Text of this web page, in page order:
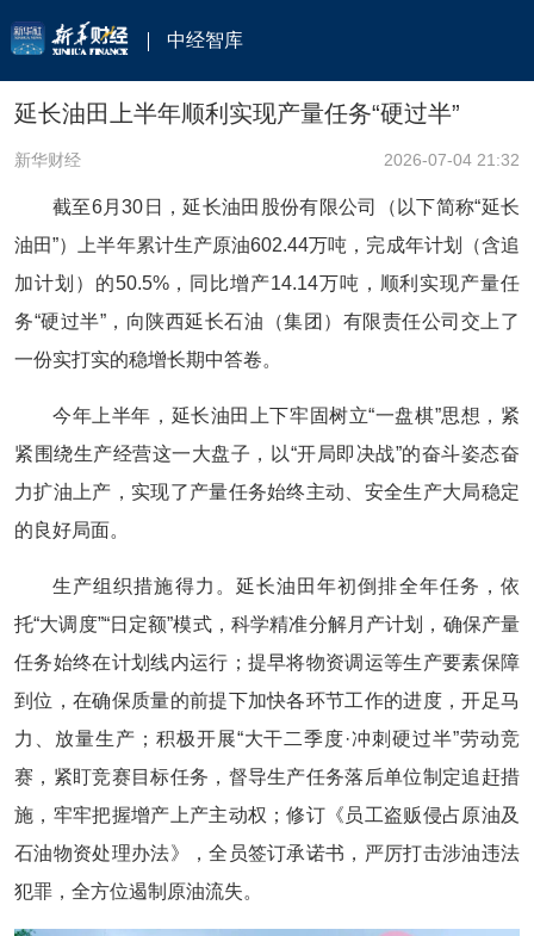
中经智库
延长油田上半年顺利实现产量任务“硬过半”
新华财经 2026-07-04 21:32
截至6月30日，延长油田股份有限公司（以下简称“延长
油田”）上半年累计生产原油602.44万吨，完成年计划（含追
加计划）的50.5%，同比增产14.14万吨，顺利实现产量任
务“硬过半”，向陕西延长石油（集团）有限责任公司交上了
一份实打实的稳增长期中答卷。
今年上半年，延长油田上下牢固树立“一盘棋”思想，紧
紧围绕生产经营这一大盘子，以“开局即决战”的奋斗姿态奋
力扩油上产，实现了产量任务始终主动、安全生产大局稳定
的良好局面。
生产组织措施得力。延长油田年初倒排全年任务，依
托“大调度”“日定额”模式，科学精准分解月产计划，确保产量
任务始终在计划线内运行；提早将物资调运等生产要素保障
到位，在确保质量的前提下加快各环节工作的进度，开足马
力、放量生产；积极开展“大干二季度·冲刺硬过半”劳动竞
赛，紧盯竞赛目标任务，督导生产任务落后单位制定追赶措
施，牢牢把握增产上产主动权；修订《员工盗贩侵占原油及
石油物资处理办法》，全员签订承诺书，严厉打击涉油违法
犯罪，全方位遏制原油流失。